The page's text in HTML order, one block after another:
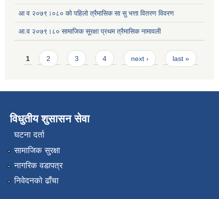
आ व २०७९।०८० को पहिलो त्रैमासिक सा सु भत्ता वितरण विवरण
आ.व २०७९।८० सामाजिक सूरक्षा प्रथम त्रैमासिक नामावली
Pages
1 2 3 4 next › last »
विधुतीय शुसासन सेवा
घटना दर्ता
सामाजिक सुरक्षा
नागरिक वडापत्र
निवेदनको ढाँचा